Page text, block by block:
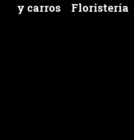
y carros
Floristería